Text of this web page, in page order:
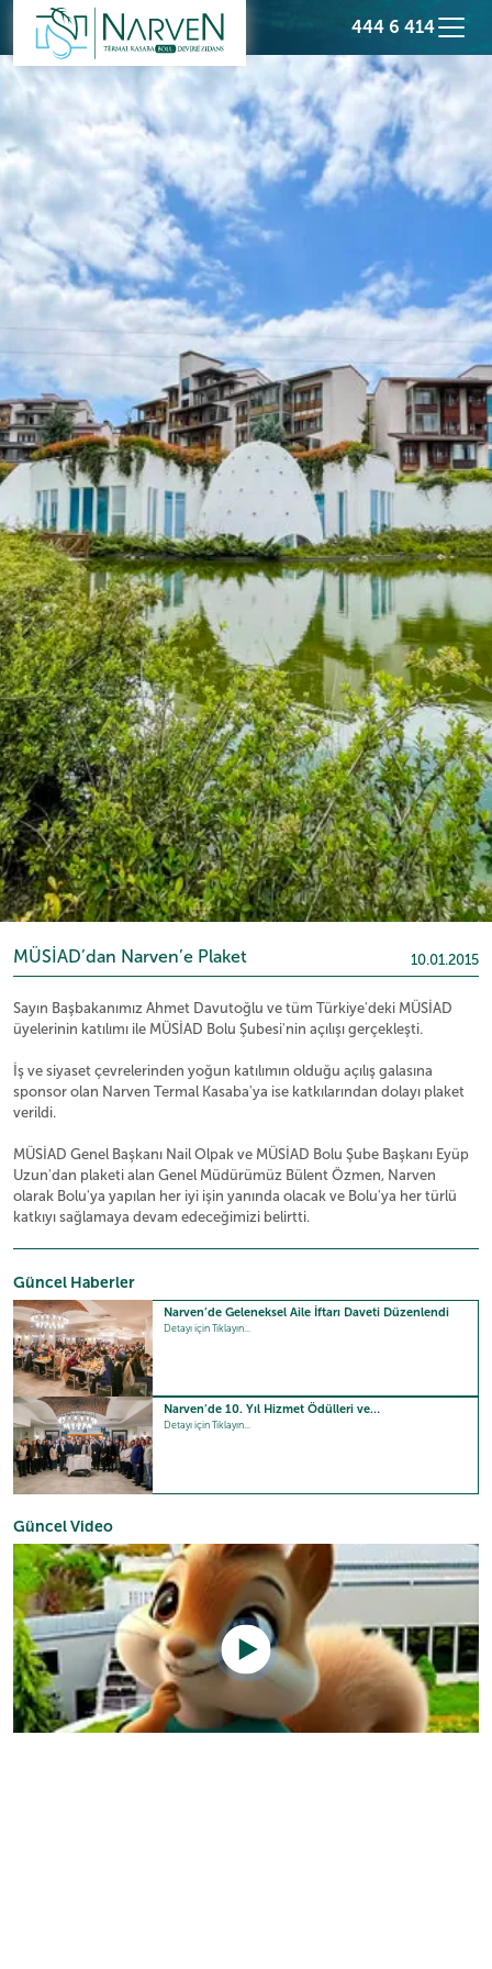
444 6 414
Güncel Haberler
Narven’de Geleneksel Aile İftarı Daveti Düzenlendi
Detayı için Tıklayın...
Narven’de 10. Yıl Hizmet Ödülleri ve…
Detayı için Tıklayın...
Güncel Video
MÜSİAD’dan Narven’e Plaket 10.01.2015
Sayın Başbakanımız Ahmet Davutoğlu ve tüm Türkiye'deki MÜSİAD
üyelerinin katılımı ile MÜSİAD Bolu Şubesi'nin açılışı gerçekleşti.
İş ve siyaset çevrelerinden yoğun katılımın olduğu açılış galasına
sponsor olan Narven Termal Kasaba'ya ise katkılarından dolayı plaket
verildi.
MÜSİAD Genel Başkanı Nail Olpak ve MÜSİAD Bolu Şube Başkanı Eyüp
Uzun'dan plaketi alan Genel Müdürümüz Bülent Özmen, Narven
olarak Bolu'ya yapılan her iyi işin yanında olacak ve Bolu'ya her türlü
katkıyı sağlamaya devam edeceğimizi belirtti.